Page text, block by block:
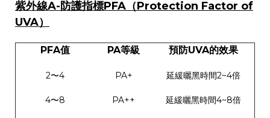
紫外線A-防護指標PFA（Protection Factor of
UVA）
PFA值 PA等級 預防UVA的效果
2〜4 PA+ 延緩曬黑時間2~4倍
4〜8 PA++ 延緩曬黑時間4~8倍